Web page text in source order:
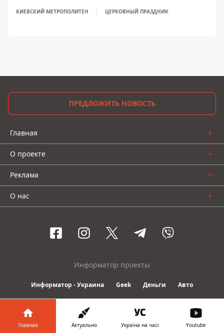
КИЕВСКИЙ МЕТРОПОЛИТЕН ЦЕРКОВНЫЙ ПРАЗДНИК
ПРЕДЛОЖИТЬ НОВОСТЬ
Главная
О проекте
Реклама
О нас
Информатор проекты
Информатор - Украина Geek Деньги Авто
© 2016-2026 Informator
Главная Актуально Україна на часі Youtube